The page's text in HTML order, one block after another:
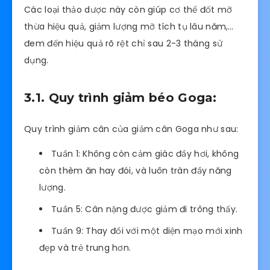
Các loại thảo dược này còn giúp cơ thể đốt mỡ
thừa hiệu quả, giảm lượng mỡ tích tụ lâu năm,…
đem đến hiệu quả rõ rệt chỉ sau 2-3 tháng sử
dụng.
3.1. Quy trình giảm béo Goga:
Quy trình giảm cân của giảm cân Goga như sau:
Tuần 1: Không còn cảm giác đầy hơi, không
còn thèm ăn hay đói, và luôn tràn đầy năng
lượng.
Tuần 5: Cân nặng được giảm đi trông thấy.
Tuần 9: Thay đổi với một diện mạo mới xinh
đẹp và trẻ trung hơn.